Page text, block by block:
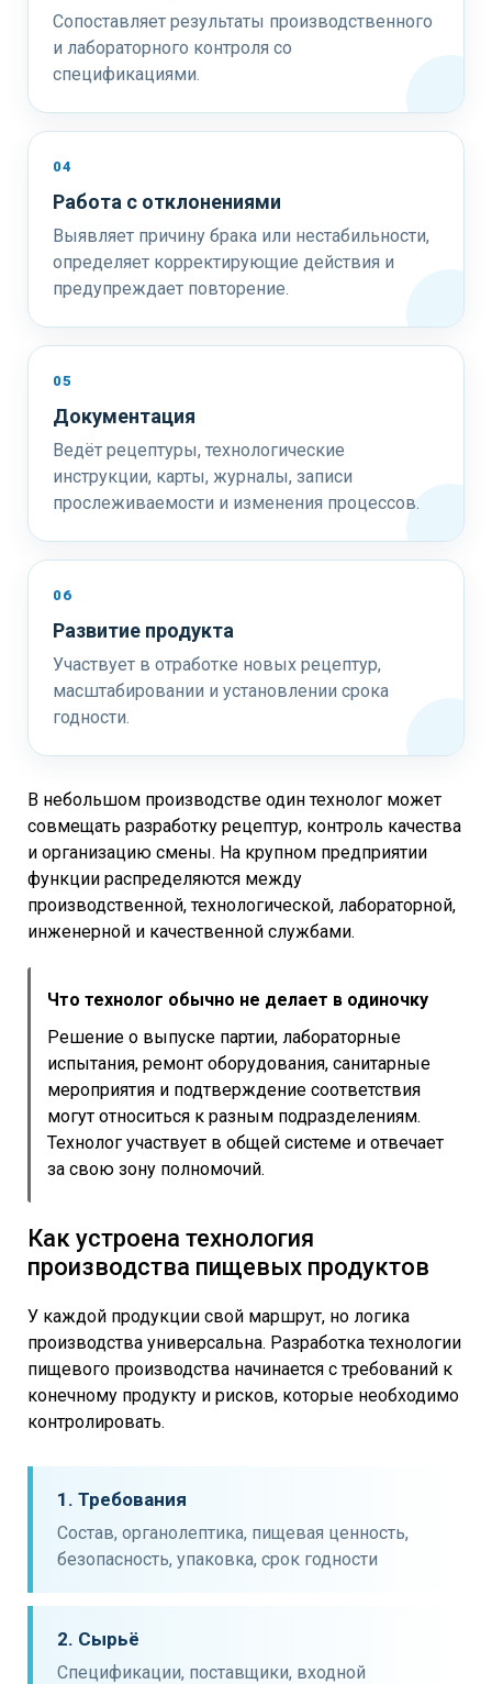
Сопоставляет результаты производственного
и лабораторного контроля со
спецификациями.
04
Работа с отклонениями
Выявляет причину брака или нестабильности,
определяет корректирующие действия и
предупреждает повторение.
05
Документация
Ведёт рецептуры, технологические
инструкции, карты, журналы, записи
прослеживаемости и изменения процессов.
06
Развитие продукта
Участвует в отработке новых рецептур,
масштабировании и установлении срока
годности.
В небольшом производстве один технолог может
совмещать разработку рецептур, контроль качества
и организацию смены. На крупном предприятии
функции распределяются между
производственной, технологической, лабораторной,
инженерной и качественной службами.
Что технолог обычно не делает в одиночку
Решение о выпуске партии, лабораторные
испытания, ремонт оборудования, санитарные
мероприятия и подтверждение соответствия
могут относиться к разным подразделениям.
Технолог участвует в общей системе и отвечает
за свою зону полномочий.
Как устроена технология
производства пищевых продуктов
У каждой продукции свой маршрут, но логика
производства универсальна. Разработка технологии
пищевого производства начинается с требований к
конечному продукту и рисков, которые необходимо
контролировать.
1. Требования
Состав, органолептика, пищевая ценность,
безопасность, упаковка, срок годности
2. Сырьё
Спецификации, поставщики, входной